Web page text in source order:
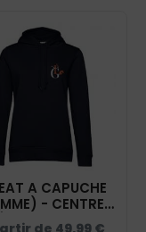
A CAPUCHE
- CENTRE
ÉQUESTRE LA
de 49,99 €